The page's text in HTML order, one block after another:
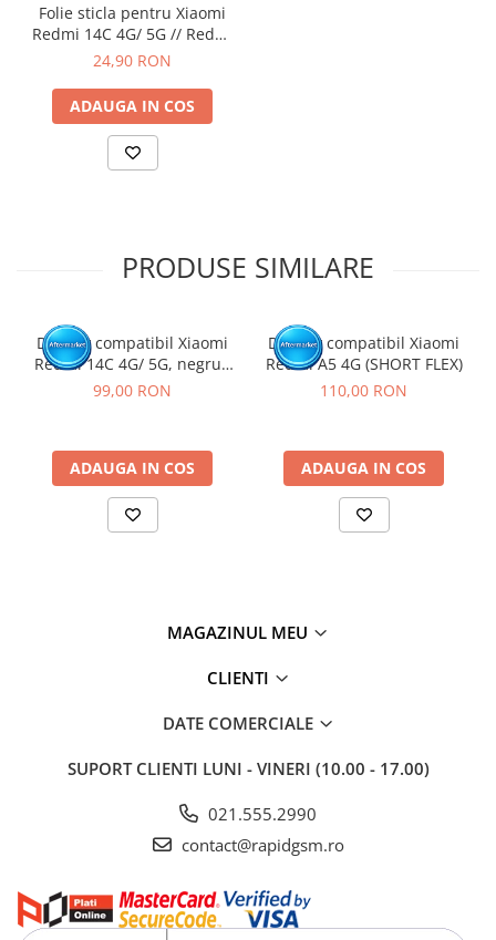
Folie sticla pentru Xiaomi
Redmi 14C 4G/ 5G // Redmi
A5 4G
24,90 RON
ADAUGA IN COS
PRODUSE SIMILARE
Display compatibil Xiaomi
Redmi 14C 4G/ 5G, negru -
cu Rama
99,00 RON
ADAUGA IN COS
Display compatibil Xiaomi
Redmi A5 4G (SHORT FLEX)
110,00 RON
ADAUGA IN COS
MAGAZINUL MEU
CLIENTI
DATE COMERCIALE
SUPORT CLIENTI LUNI - VINERI (10.00 - 17.00)
021.555.2990
contact@rapidgsm.ro